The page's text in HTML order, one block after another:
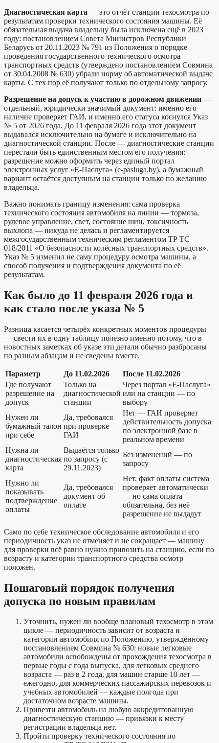
Диагностическая карта — это отчёт станции техосмотра по
результатам проверки технического состояния машины. Её
обязательная выдача владельцу была исключена ещё в 2023
году: постановлением Совета Министров Республики
Беларусь от 20.11.2023 № 791 из Положения о порядке
проведения государственного технического осмотра
транспортных средств (утверждено постановлением Совмина
от 30.04.2008 № 630) убрали норму об автоматической выдаче
карты. С тех пор её получают только по отдельному запросу.
Разрешение на допуск к участию в дорожном движении —
отдельный, юридически значимый документ: именно его
наличие проверяет ГАИ, и именно его статуса коснулся Указ
№ 5 от 2026 года. До 11 февраля 2026 года этот документ
выдавался исключительно на бумаге и исключительно на
диагностической станции. После — диагностические станции
перестали быть единственным местом его получения:
разрешение можно оформить через единый портал
электронных услуг «Е-Паслуга» (e-pasluga.by), а бумажный
вариант остаётся доступным на станции только по желанию
владельца.
Важно понимать границу изменения: сама проверка
технического состояния автомобиля на линии — тормоза,
рулевое управление, свет, состояние шин, токсичность
выхлопа — никуда не делась и регламентируется
межгосударственным техническим регламентом ТР ТС
018/2011 «О безопасности колёсных транспортных средств».
Указ № 5 изменил не саму процедуру осмотра машины, а
способ получения и подтверждения документа по её
результатам.
Как было до 11 февраля 2026 года и
как стало после указа № 5
Разница касается четырёх конкретных моментов процедуры
— свести их в одну таблицу полезно именно потому, что в
новостных заметках об указе эти детали обычно разбросаны
по разным абзацам и не сведены вместе.
Параметр До 11.02.2026
После 11.02.2026
Где получают
разрешение на
допуск
Только на
диагностической
станции
Через портал «Е-Паслуга»
или на станции — по
выбору
Нужен ли
бумажный талон
при себе
Да, требовался
при проверке
ГАИ
Нет — ГАИ проверяет
действительность допуска
по электронной базе в
реальном времени
Нужна ли
диагностическая
карта
Выдаётся только
по запросу (с
29.11.2023)
Без изменений — по
запросу
Нужно ли
показывать
подтверждение
оплаты
Да, требовался
документ об
оплате
Нет, факт оплаты система
проверяет автоматически
— но сама оплата
обязательна, без неё
разрешение не выдадут
Само по себе техническое обследование автомобиля и его
периодичность указ не отменяет и не сокращает — машину
для проверки всё равно нужно привозить на станцию, если по
возрасту и категории транспортного средства осмотр
положен.
Пошаговый порядок получения
допуска по новым правилам
Уточнить, нужен ли вообще плановый техосмотр в этом
цикле — периодичность зависит от возраста и
категории автомобиля по Положению, утверждённому
постановлением Совмина № 630: новые легковые
автомобили освобождены от прохождения техосмотра в
первые годы с года выпуска, для легковых среднего
возраста — раз в 2 года, для машин старше 10 лет —
ежегодно, для коммерческих пассажирских перевозок и
учебных автомобилей — каждые полгода при
достаточном возрасте машины.
Привезти автомобиль на любую аккредитованную
диагностическую станцию — привязки к месту
регистрации владельца нет.
Пройти проверку технического состояния по